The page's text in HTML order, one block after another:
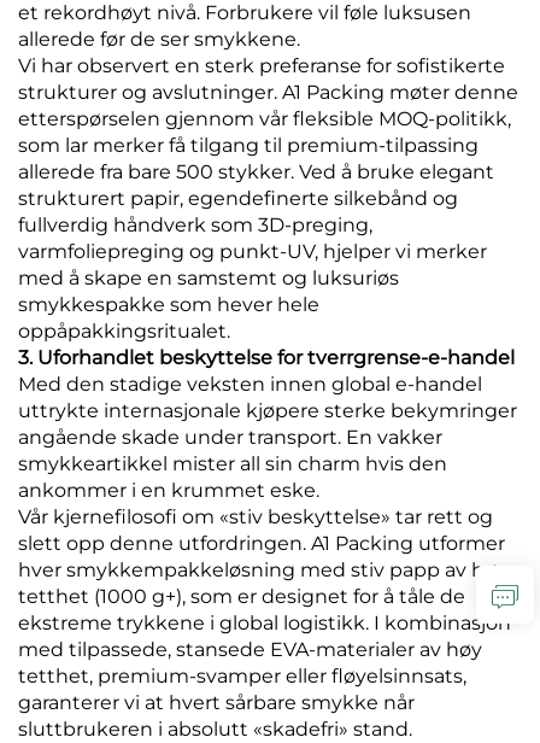
et rekordhøyt nivå. Forbrukere vil føle luksusen
allerede før de ser smykkene.
Vi har observert en sterk preferanse for sofistikerte
strukturer og avslutninger. A1 Packing møter denne
etterspørselen gjennom vår fleksible MOQ-politikk,
som lar merker få tilgang til premium-tilpassing
allerede fra bare 500 stykker. Ved å bruke elegant
strukturert papir, egendefinerte silkebånd og
fullverdig håndverk som 3D-preging,
varmfoliepreging og punkt-UV, hjelper vi merker
med å skape en samstemt og luksuriøs
smykkespakke som hever hele
oppåpakkingsritualet.
3. Uforhandlet beskyttelse for tverrgrense-e-handel
Med den stadige veksten innen global e-handel
uttrykte internasjonale kjøpere sterke bekymringer
angående skade under transport. En vakker
smykkeartikkel mister all sin charm hvis den
ankommer i en krummet eske.
Vår kjernefilosofi om «stiv beskyttelse» tar rett og
slett opp denne utfordringen. A1 Packing utformer
hver smykkempakkeløsning med stiv papp av høy
tetthet (1000 g+), som er designet for å tåle de
ekstreme trykkene i global logistikk. I kombinasjon
med tilpassede, stansede EVA-materialer av høy
tetthet, premium-svamper eller fløyelsinnsats,
garanterer vi at hvert sårbare smykke når
sluttbrukeren i absolutt «skadefri» stand.